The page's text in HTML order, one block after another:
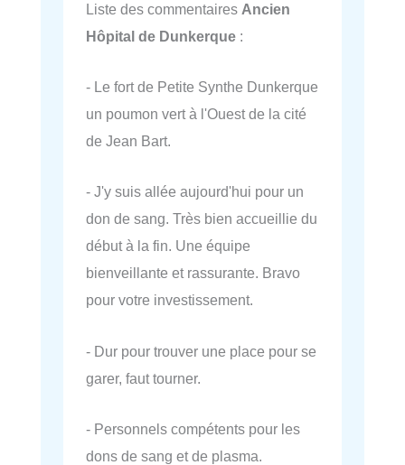
Liste des commentaires Ancien
Hôpital de Dunkerque :
- Le fort de Petite Synthe Dunkerque
un poumon vert à l'Ouest de la cité
de Jean Bart.
- J'y suis allée aujourd'hui pour un
don de sang. Très bien accueillie du
début à la fin. Une équipe
bienveillante et rassurante. Bravo
pour votre investissement.
- Dur pour trouver une place pour se
garer, faut tourner.
- Personnels compétents pour les
dons de sang et de plasma.